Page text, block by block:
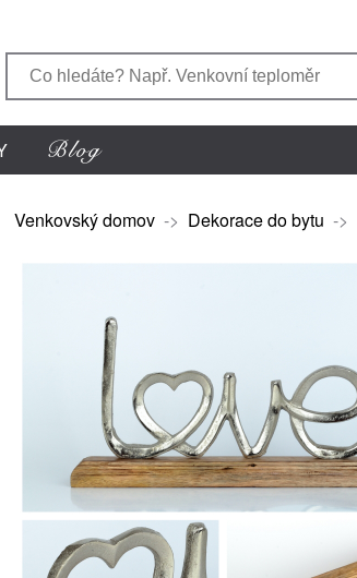
Venkovský domov -> Dekorace do bytu ->